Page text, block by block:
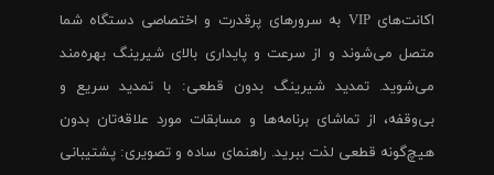
اکانت‌های VIP به سرورهای پرقدرت و اختصاصی دستگاه شما
متصل می‌شوند و از سرعت و پایداری بالای شیرینگ بهره‌مند
می‌شوید. تمدید شیرینگ بدون قطعی: با تمدید سریع و
بی‌وقفه، از تماشای برنامه‌ها و مسابقات مورد علاقه‌تان بدون
هیچ‌گونه قطعی لذت ببرید. راهنمای ساده و تصویری: پشتیبانی